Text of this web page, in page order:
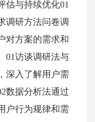
估与持续优化01
调研方法问卷调
对方案的需求和
01访谈调研法与
深入了解用户需
数据分析法通过
户行为规律和需